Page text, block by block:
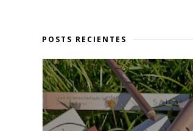
POSTS RECIENTES